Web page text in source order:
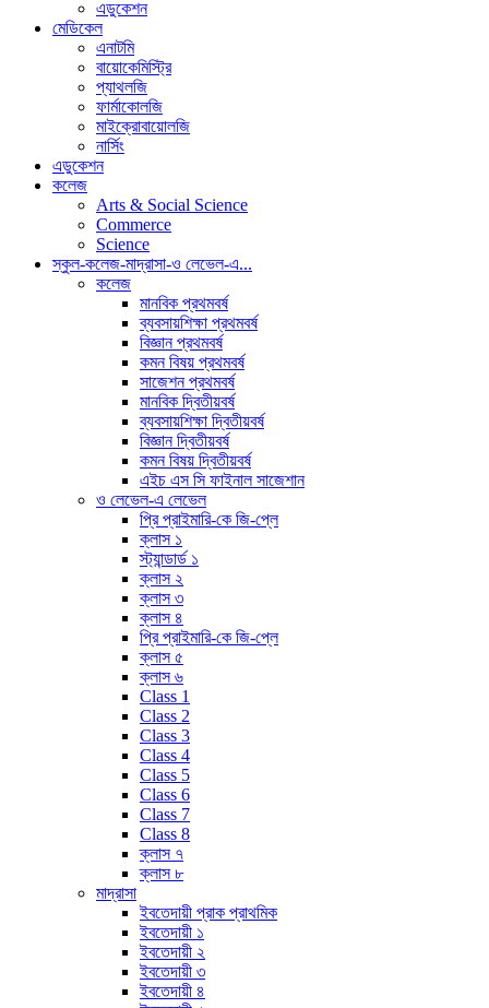
এডুকেশন
মেডিকেল
এনাটমি
বায়োকেমিস্ট্রি
প্যাথলজি
ফার্মাকোলজি
মাইক্রোবায়োলজি
নার্সিং
এডুকেশন
কলেজ
Arts & Social Science
Commerce
Science
স্কুল-কলেজ-মাদ্রাসা-ও লেভেল-এ...
কলেজ
মানবিক প্রথমবর্ষ
ব্যবসায়শিক্ষা প্রথমবর্ষ
বিজ্ঞান প্রথমবর্ষ
কমন বিষয় প্রথমবর্ষ
সাজেশন প্রথমবর্ষ
মানবিক দ্বিতীয়বর্ষ
ব্যবসায়শিক্ষা দ্বিতীয়বর্ষ
বিজ্ঞান দ্বিতীয়বর্ষ
কমন বিষয় দ্বিতীয়বর্ষ
এইচ এস সি ফাইনাল সাজেশান
ও লেভেল-এ লেভেল
প্রি প্রাইমারি-কে জি-প্লে
ক্লাস ১
স্ট্যান্ডার্ড ১
ক্লাস ২
ক্লাস ৩
ক্লাস ৪
প্রি প্রাইমারি-কে জি-প্লে
ক্লাস ৫
ক্লাস ৬
Class 1
Class 2
Class 3
Class 4
Class 5
Class 6
Class 7
Class 8
ক্লাস ৭
ক্লাস ৮
মাদ্রাসা
ইবতেদায়ী প্রাক প্রাথমিক
ইবতেদায়ী ১
ইবতেদায়ী ২
ইবতেদায়ী ৩
ইবতেদায়ী ৪